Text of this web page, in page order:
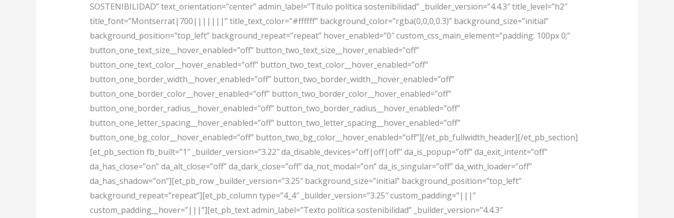
SOSTENIBILIDAD” text_orientation=”center” admin_label=”Título política sostenibilidad” _builder_version=”4.4.3″ title_level=”h2″
title_font=”Montserrat|700|||||||” title_text_color=”#ffffff” background_color=”rgba(0,0,0,0.3)” background_size=”initial”
background_position=”top_left” background_repeat=”repeat” hover_enabled=”0″ custom_css_main_element=”padding: 100px 0;”
button_one_text_size__hover_enabled=”off” button_two_text_size__hover_enabled=”off”
button_one_text_color__hover_enabled=”off” button_two_text_color__hover_enabled=”off”
button_one_border_width__hover_enabled=”off” button_two_border_width__hover_enabled=”off”
button_one_border_color__hover_enabled=”off” button_two_border_color__hover_enabled=”off”
button_one_border_radius__hover_enabled=”off” button_two_border_radius__hover_enabled=”off”
button_one_letter_spacing__hover_enabled=”off” button_two_letter_spacing__hover_enabled=”off”
button_one_bg_color__hover_enabled=”off” button_two_bg_color__hover_enabled=”off”][/et_pb_fullwidth_header][/et_pb_section]
[et_pb_section fb_built=”1″ _builder_version=”3.22″ da_disable_devices=”off|off|off” da_is_popup=”off” da_exit_intent=”off”
da_has_close=”on” da_alt_close=”off” da_dark_close=”off” da_not_modal=”on” da_is_singular=”off” da_with_loader=”off”
da_has_shadow=”on”][et_pb_row _builder_version=”3.25″ background_size=”initial” background_position=”top_left”
background_repeat=”repeat”][et_pb_column type=”4_4″ _builder_version=”3.25″ custom_padding=”|||”
custom_padding__hover=”|||”][et_pb_text admin_label=”Texto política sostenibilidad” _builder_version=”4.4.3″